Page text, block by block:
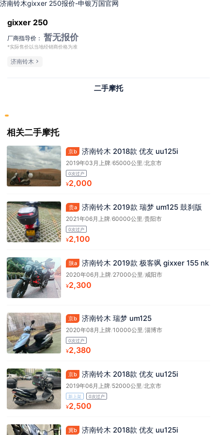
济南铃木gixxer 250报价-申银万国官网
gixxer 250
厂商指导价： 暂无报价
*实际售价以当地经销商价格为准
济南铃木
二手摩托
相关二手摩托
京b 济南铃木 2018款 优友 uu125i
2019年03月上牌/65000公里 /北京市
0次过户
¥2,000
贵a 济南铃木 2019款 瑞梦 um125 鼓刹版
2021年06月上牌/60000公里 /贵阳市
0次过户
¥2,100
陕a 济南铃木 2019款 极客飒 gixxer 155 nk
2020年06月上牌/27000公里 /咸阳市
¥2,300
京b 济南铃木 瑞梦 um125
2020年08月上牌/10000公里 /淄博市
0次过户
¥2,380
京b 济南铃木 2018款 优友 uu125i
2019年06月上牌/52000公里 /北京市
新上架 0次过户
¥2,500
冀b 济南铃木 2018款 优友 uu125i